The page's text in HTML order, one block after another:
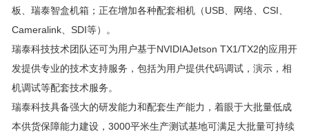
板、瑞泰智盒机箱；正在增加各种配套相机（USB、网络、CSI、
Cameralink、SDI等）。
瑞泰科技技术团队还可为用户基于NVIDIAJetson TX1/TX2的应用开
发提供专业的技术支持服务，包括为用户提供代码调试，演示，相
机调试等配套技术服务。
瑞泰科技具备强大的研发能力和配套生产能力，着眼于大批量低成
本供货保障能力建设，3000平米生产测试基地可满足大批量可持续